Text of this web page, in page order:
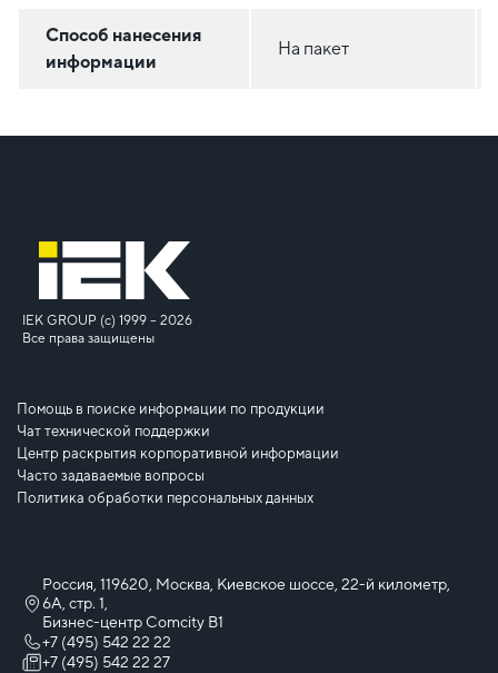
Способ нанесения
информации
На пакет
IEK GROUP (c) 1999 – 2026
Все права защищены
Помощь в поиске информации по продукции
Чат технической поддержки
Центр раскрытия корпоративной информации
Часто задаваемые вопросы
Политика обработки персональных данных
Россия, 119620, Москва, Киевское шоссе, 22-й километр,
6А, стр. 1,
Бизнес-центр Comcity B1
+7 (495) 542 22 22
+7 (495) 542 22 27